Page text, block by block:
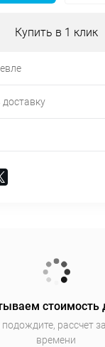
Купить в 1 клик
доставку
стоимость
рассчет
времени